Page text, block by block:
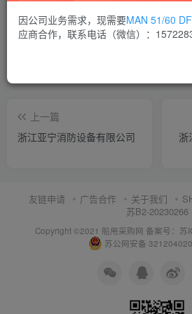
喜欢就支持一下
上一篇
浙江亚宁消防设备有限公司
浙
友链申请 广告合作 关于我们
苏B2-20230266
Copyright ©2021 船用采购网 备案号：苏
苏公网安备
因公司业务需求，现需要MAN 51/60
应商合作，联系电话（微信）：